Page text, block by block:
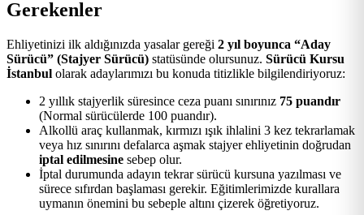
Gerekenler
Ehliyetinizi ilk aldığınızda yasalar gereği 2 yıl boyunca “Aday
Sürücü” (Stajyer Sürücü) statüsünde olursunuz. Sürücü Kursu
İstanbul olarak adaylarımızı bu konuda titizlikle bilgilendiriyoruz:
2 yıllık stajyerlik süresince ceza puanı sınırınız 75 puandır
(Normal sürücülerde 100 puandır).
Alkollü araç kullanmak, kırmızı ışık ihlalini 3 kez tekrarlamak
veya hız sınırını defalarca aşmak stajyer ehliyetinin doğrudan
iptal edilmesine sebep olur.
İptal durumunda adayın tekrar sürücü kursuna yazılması ve
sürece sıfırdan başlaması gerekir. Eğitimlerimizde kurallara
uymanın önemini bu sebeple altını çizerek öğretiyoruz.